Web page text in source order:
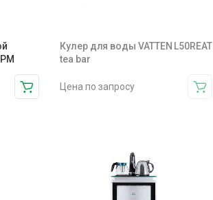
Кулер для воды VATTEN L50REAT
tea bar
Цена по запросу